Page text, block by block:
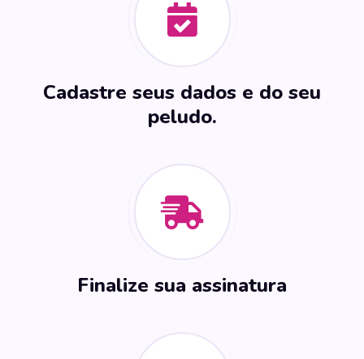
Cadastre seus dados e do seu
peludo.
Finalize sua assinatura